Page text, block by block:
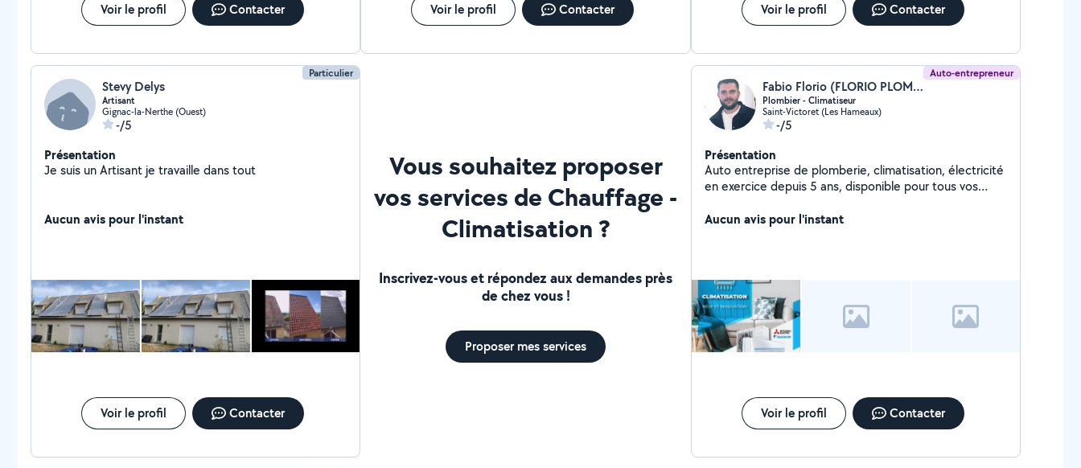
Voir le profil Contacter Voir le profil Contacter Voir le profil Contacter
Particulier
Stevy Delys
Artisant
Gignac-la-Nerthe (Ouest)
-/5
Présentation
Je suis un Artisant je travaille dans tout
Aucun avis pour l'instant
Voir le profil Contacter
Vous souhaitez proposer
vos services de Chauffage -
Climatisation ?
Inscrivez-vous et répondez aux demandes près
de chez vous !
Proposer mes services
Auto-entrepreneur
Fabio Florio (FLORIO PLOMBERIE)
Plombier - Climatiseur
Saint-Victoret (Les Hameaux)
-/5
Présentation
Auto entreprise de plomberie, climatisation, électricité
en exercice depuis 5 ans, disponible pour tous vos
Aucun avis pour l'instant
Voir le profil Contacter